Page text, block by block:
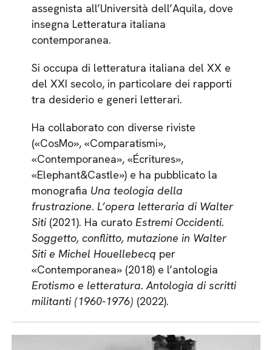
assegnista all’Università dell’Aquila, dove
insegna Letteratura italiana
contemporanea.
Si occupa di letteratura italiana del XX e
del XXI secolo, in particolare dei rapporti
tra desiderio e generi letterari.
Ha collaborato con diverse riviste
(«CosMo», «Comparatismi»,
«Contemporanea», «Écritures»,
«Elephant&Castle») e ha pubblicato la
monografia Una teologia della
frustrazione. L’opera letteraria di Walter
Siti(2021). Ha curato Estremi Occidenti.
Soggetto, conflitto, mutazione in Walter
Siti e Michel Houellebecq per
«Contemporanea» (2018) e l’antologia
Erotismo e letteratura. Antologia di scritti
militanti (1960-1976) (2022).